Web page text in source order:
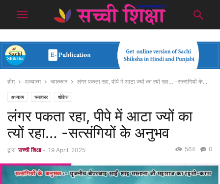
होम अध्यात्म चमत्कार लंगर पकता रहा, पीपे में आटा ज्यों का त्यों रहा… -सत्संगियों के...
अध्यात्म चमत्कार शोकेस
लंगर पकता रहा, पीपे में आटा ज्यों का
त्यों रहा… -सत्संगियों के अनुभव
द्वारा सच्ची शिक्षा - 19 April, 2025 0
564